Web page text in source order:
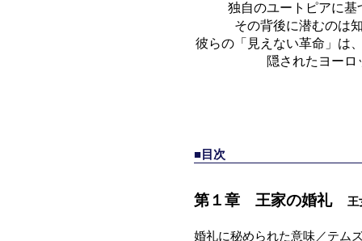
独自のユートピアに
その背後に潜むのは
彼らの「見えない革命」は
隠されたヨー
■目次
第１章 王家の婚礼 王
婚礼に秘められた意味／テム